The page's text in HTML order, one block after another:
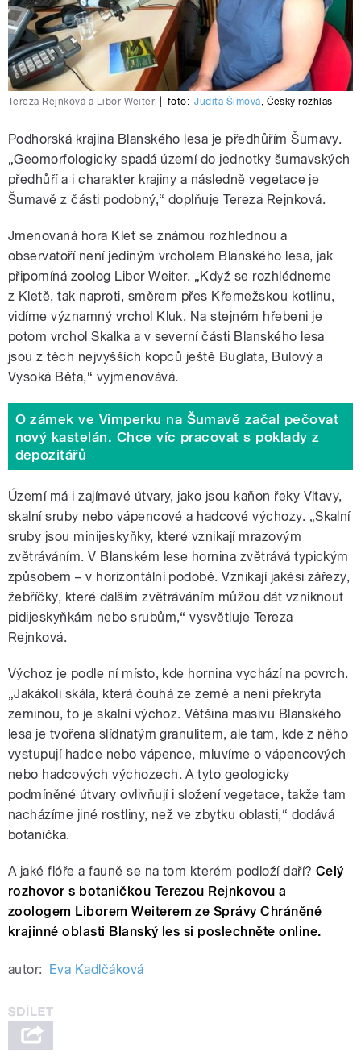
Tereza Rejnková a Libor Weiter foto: Judita Šímová, Český rozhlas
Podhorská krajina Blanského lesa je předhůřím Šumavy.
„Geomorfologicky spadá území do jednotky šumavských
předhůří a i charakter krajiny a následně vegetace je
Šumavě z části podobný,“ doplňuje Tereza Rejnková.
Jmenovaná hora Kleť se známou rozhlednou a
observatoří není jediným vrcholem Blanského lesa, jak
připomíná zoolog Libor Weiter. „Když se rozhlédneme
z Kletě, tak naproti, směrem přes Křemežskou kotlinu,
vidíme významný vrchol Kluk. Na stejném hřebeni je
potom vrchol Skalka a v severní části Blanského lesa
jsou z těch nejvyšších kopců ještě Buglata, Bulový a
Vysoká Běta,“ vyjmenovává.
O zámek ve Vimperku na Šumavě začal pečovat
nový kastelán. Chce víc pracovat s poklady z
depozitářů
Území má i zajímavé útvary, jako jsou kaňon řeky Vltavy,
skalní sruby nebo vápencové a hadcové výchozy. „Skalní
sruby jsou minijeskyňky, které vznikají mrazovým
zvětráváním. V Blanském lese hornina zvětrává typickým
způsobem – v horizontální podobě. Vznikají jakési zářezy,
žebříčky, které dalším zvětráváním můžou dát vzniknout
pidijeskyňkám nebo srubům,“ vysvětluje Tereza
Rejnková.
Výchoz je podle ní místo, kde hornina vychází na povrch.
„Jakákoli skála, která čouhá ze země a není překryta
zeminou, to je skalní výchoz. Většina masivu Blanského
lesa je tvořena slídnatým granulitem, ale tam, kde z něho
vystupují hadce nebo vápence, mluvíme o vápencových
nebo hadcových výchozech. A tyto geologicky
podmíněné útvary ovlivňují i složení vegetace, takže tam
nacházíme jiné rostliny, než ve zbytku oblasti,“ dodává
botanička.
A jaké flóře a fauně se na tom kterém podloží daří? Celý
rozhovor s botaničkou Terezou Rejnkovou a
zoologem Liborem Weiterem ze Správy Chráněné
krajinné oblasti Blanský les si poslechněte online.
autor: Eva Kadlčáková